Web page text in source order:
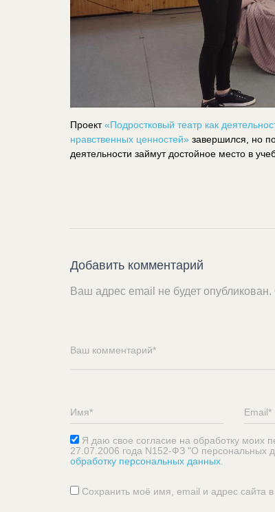
Проект​ ​«Подростковый театр как
нравственных ценностей» завершился, но
деятельности займут достойное место в
Добавить комментарий
Ваш адрес email не будет опубликован.
Я даю свое согласие на обработку моих
27.07.2006 года N152-ФЗ "О персональных
обработку персональных данных
Сохранить моё имя, email и адрес сайта